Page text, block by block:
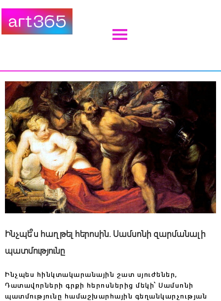
Ինչպե՞ս հաղթել հերոսին․ Սամսոնի զարմանալի
պատմությունը
Ինչպես հինկտակարանային շատ սյուժեներ,
Դատավորների գրքի հերոսներից մեկի՝ Սամսոնի
պատմությունը համաշխարհային գեղանկարչության